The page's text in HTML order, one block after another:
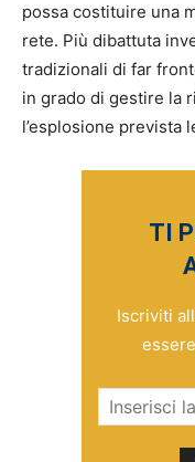
possa costituire una
rete. Più dibattuta
tradizionali di far
in grado di gestire la
l’esplosione prevista
TI
Iscriviti